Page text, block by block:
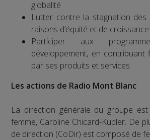
globalité
Lutter contre la stagnation
raisons d’équité et de
Participer aux
développement, en contribuant
par ses produits et services
Les actions de Radio Mont Blanc
La direction générale du groupe
femme, Caroline Chicard-Kubler. De
de direction (CoDir) est composé de